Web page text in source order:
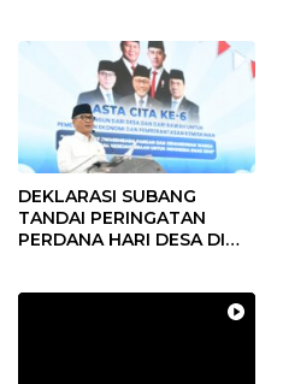
DEKLARASI SUBANG
TANDAI PERINGATAN
PERDANA HARI DESA DI